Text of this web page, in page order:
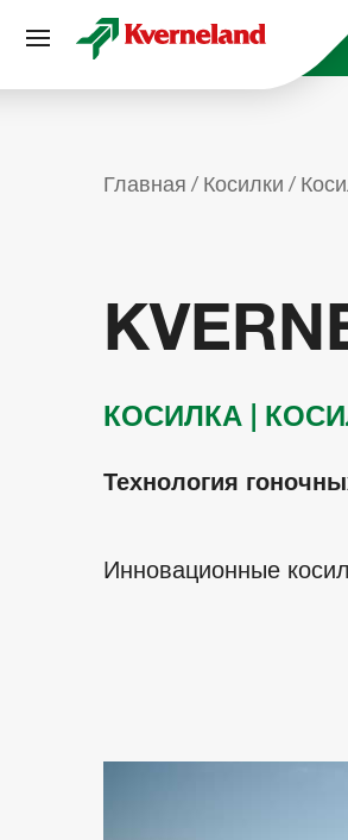
Главная Косилки
КОСИЛКА |
Технология
Инновационные
Панель управления cookies